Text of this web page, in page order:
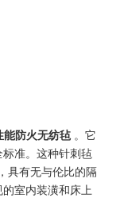
能防火无纺毡。它
准。这种针刺毡
具有无与伦比的隔
室内装潢和床上